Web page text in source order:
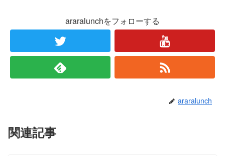
araralunchをフォローする
araralunch
関連記事